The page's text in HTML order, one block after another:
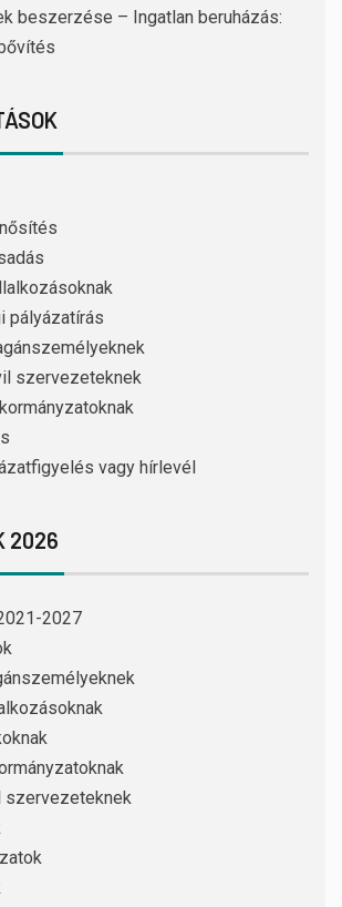
beszerzése – Ingatlan beruházás:
pályázatírás
szervezeteknek
vagy hírlevél
2026
2027
szervezeteknek